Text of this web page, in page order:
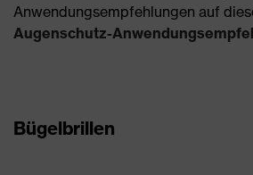
Anwendungsempfehlungen auf
Augenschutz-
Bügelbrillen